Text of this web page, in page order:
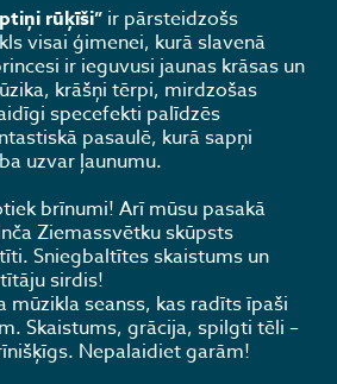
rūķīši” ir pārsteidzošs
visai ģimenei, kurā slavenā
ir ieguvusi jaunas krāsas un
krāšņi tērpi, mirdzošas
specefekti palīdzēs
pasaulē, kurā sapņi
uzvar ļaunumu.
brīnumi! Arī mūsu pasakā
Ziemassvētku skūpsts
Sniegbaltītes skaistums un
sirdis!
mūzikla seanss, kas radīts īpaši
Skaistums, grācija, spilgti tēli –
Nepalaidiet garām!